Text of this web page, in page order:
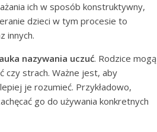
ich w sposób konstruktywny,
dzieci w tym procesie to
innych.
nazywania uczuć. Rodzice mogą
czy strach. Ważne jest, aby
je rozumieć. Przykładowo,
go do używania konkretnych